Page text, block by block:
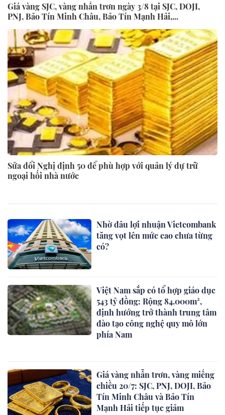
Giá vàng SJC, vàng nhẫn trơn ngày 3/8 tại SJC, DOJI,
PNJ, Bảo Tín Minh Châu, Bảo Tín Mạnh Hải,...
Sửa đổi Nghị định 50 để phù hợp với quản lý dự trữ
ngoại hối nhà nước
Nhờ đâu lợi nhuận Vietcombank
tăng vọt lên mức cao chưa từng
có?
Việt Nam sắp có tổ hợp giáo dục
543 tỷ đồng: Rộng 84.000m²,
định hướng trở thành trung tâm
đào tạo công nghệ quy mô lớn
phía Nam
Giá vàng nhẫn trơn, vàng miếng
chiều 20/7: SJC, PNJ, DOJI, Bảo
Tín Minh Châu và Bảo Tín
Mạnh Hải tiếp tục giảm